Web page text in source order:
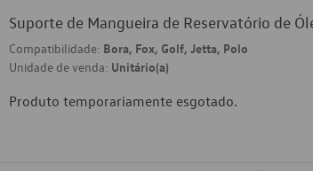
Suporte de Mangueira de Reservatório de
Compatibilidade: Bora, Fox, Golf, Jetta, Polo
Unidade de venda: Unitário(a)
Produto temporariamente esgotado.